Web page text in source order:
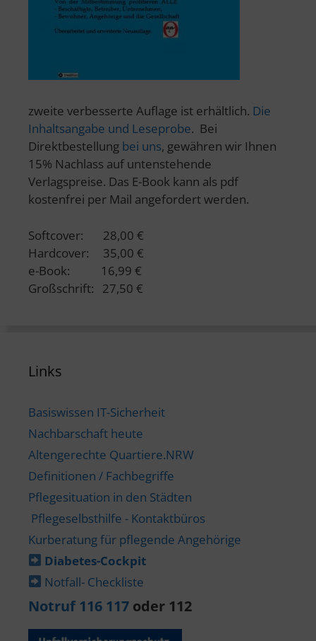
zweite verbesserte Auflage ist erhältlich. Die
Inhaltsangabe und Leseprobe. Bei
Direktbestellung bei uns, gewähren wir Ihnen
15% Nachlass auf untenstehende
Verlagspreise. Das E-Book kann als pdf
kostenfrei per Mail angefordert werden.
Softcover: 28,00 €
Hardcover: 35,00 €
e-Book: 16,99 €
Großschrift: 27,50 €
Links
Basiswissen IT-Sicherheit
Nachbarschaft heute
Altengerechte Quartiere.NRW
Definitionen / Fachbegriffe
Pflegesituation in den Städten
Pflegeselbsthilfe - Kontaktbüros
Kurberatung für pflegende Angehörige
Diabetes-​Cockpit
Notfall- Checkliste
Notruf 116 117 oder 112